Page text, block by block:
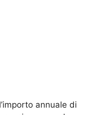
annuale di